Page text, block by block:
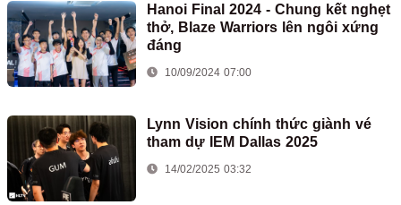
Hanoi Final 2024 - Chung kết nghẹt
thở, Blaze Warriors lên ngôi xứng
đáng
10/09/2024 07:00
Lynn Vision chính thức giành vé
tham dự IEM Dallas 2025
14/02/2025 03:32